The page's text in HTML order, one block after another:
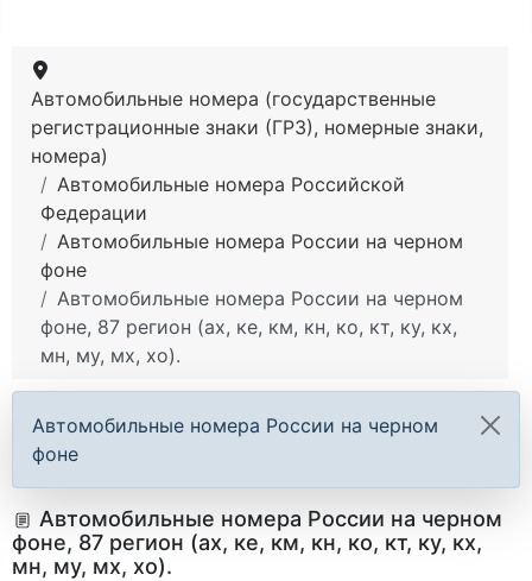
Автомобильные номера (государственные
регистрационные знаки (ГРЗ), номерные знаки,
номера)
Автомобильные номера Российской
Федерации
Автомобильные номера России на черном
фоне
Автомобильные номера России на черном
фоне, 87 регион (ах, ке, км, кн, ко, кт, ку, кх,
мн, му, мх, хо).
Автомобильные номера России на черном
фоне
Автомобильные номера России на черном
фоне, 87 регион (ах, ке, км, кн, ко, кт, ку, кх,
мн, му, мх, хо).